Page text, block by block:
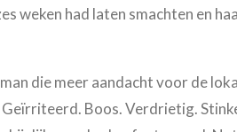
weken had laten smachten en
die meer aandacht voor de
Boos. Verdrietig.